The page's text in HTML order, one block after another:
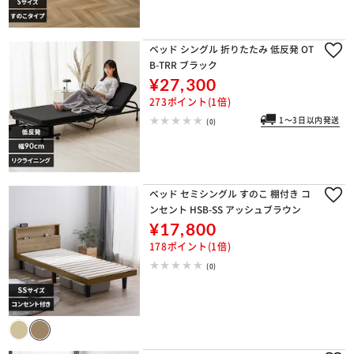
ベッド シングル 折りたたみ 低反発 OT
B-TRR ブラック
¥27,300
273ポイント(1倍)
(0) 1～3日以内発送
ベッド セミシングル すのこ 棚付き コ
ンセント HSB-SS アッシュブラウン
¥17,800
178ポイント(1倍)
(0)